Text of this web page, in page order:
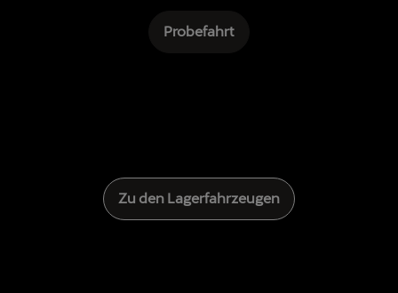
Probefahrt
Zu den Lagerfahrzeugen